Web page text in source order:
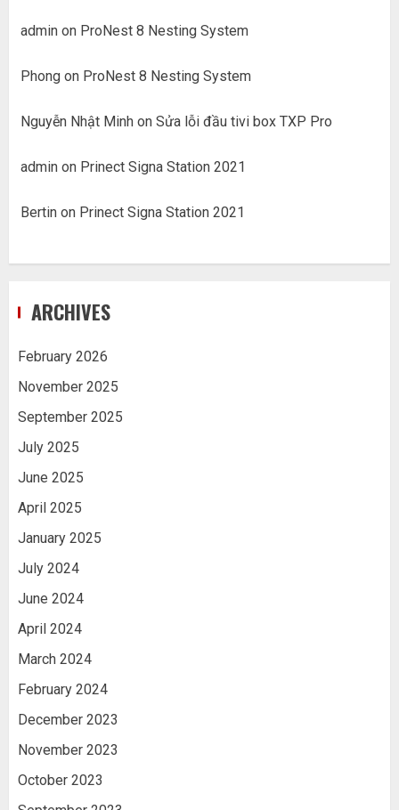
admin on ProNest 8 Nesting System
Phong on ProNest 8 Nesting System
Nguyễn Nhật Minh on Sửa lỗi đầu tivi box TXP Pro
admin on Prinect Signa Station 2021
Bertin on Prinect Signa Station 2021
ARCHIVES
February 2026
November 2025
September 2025
July 2025
June 2025
April 2025
January 2025
July 2024
June 2024
April 2024
March 2024
February 2024
December 2023
November 2023
October 2023